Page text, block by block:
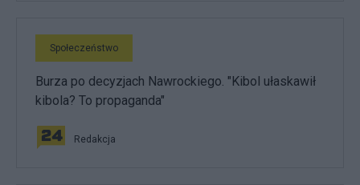
Społeczeństwo
Burza po decyzjach Nawrockiego. "Kibol ułaskawił
kibola? To propaganda"
Redakcja